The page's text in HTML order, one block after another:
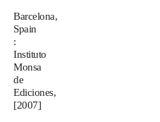
Barcelona,
Spain
:
Instituto
Monsa
de
Ediciones,
[2007]